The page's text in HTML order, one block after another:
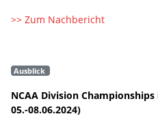
>> Zum Nachbericht
Ausblick
NCAA Division Championships
05.-08.06.2024)